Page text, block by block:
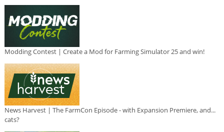
Modding Contest | Create a Mod for Farming Simulator 25 and win!
News Harvest | The FarmCon Episode - with Expansion Premiere, and...
cats?